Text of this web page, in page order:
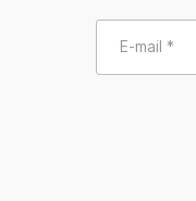
E-mail *